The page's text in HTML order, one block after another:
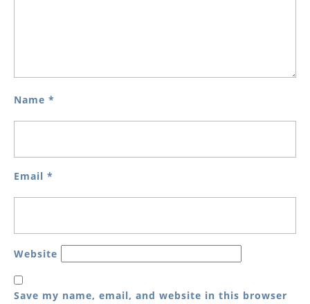
Name *
Email *
Website
Save my name, email, and website in this browser